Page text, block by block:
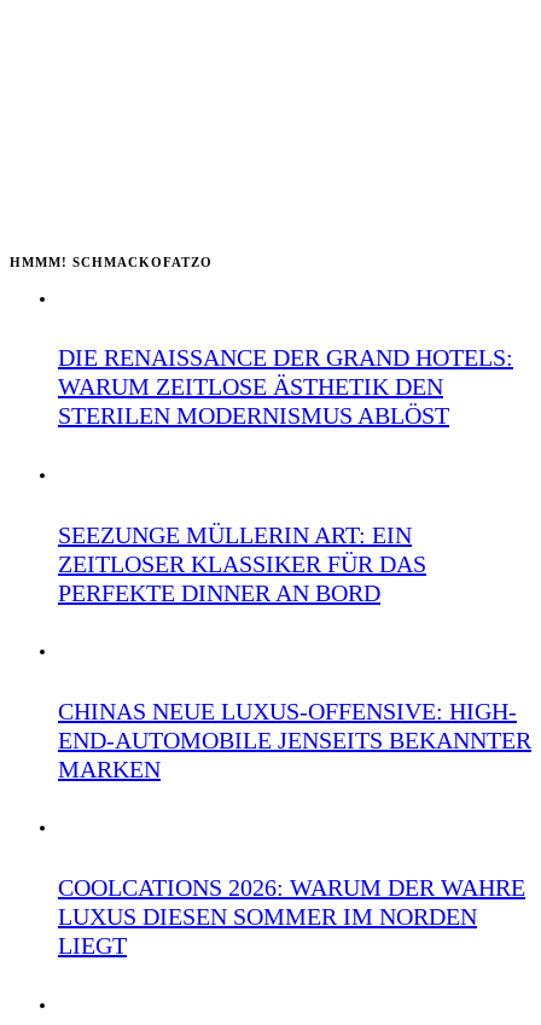
HMMM! SCHMACKOFATZO
DIE RENAISSANCE DER GRAND HOTELS:
WARUM ZEITLOSE ÄSTHETIK DEN
STERILEN MODERNISMUS ABLÖST
SEEZUNGE MÜLLERIN ART: EIN
ZEITLOSER KLASSIKER FÜR DAS
PERFEKTE DINNER AN BORD
CHINAS NEUE LUXUS-OFFENSIVE: HIGH-
END-AUTOMOBILE JENSEITS BEKANNTER
MARKEN
COOLCATIONS 2026: WARUM DER WAHRE
LUXUS DIESEN SOMMER IM NORDEN
LIEGT